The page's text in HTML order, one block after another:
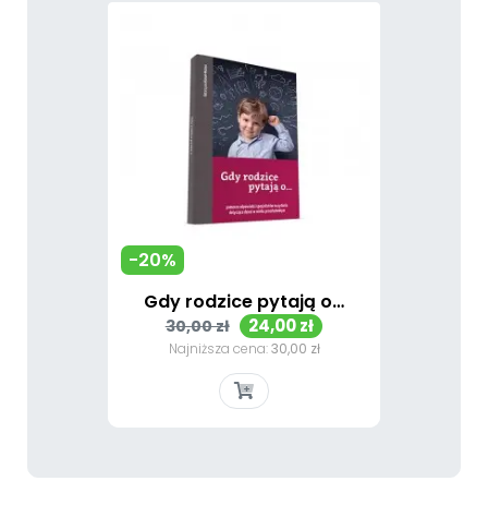
Gdy rodzice pytają o…
Cena
podstawowa
30,00 zł Cena
24,00 zł
Najniższa cena:30,00 zł
-20%